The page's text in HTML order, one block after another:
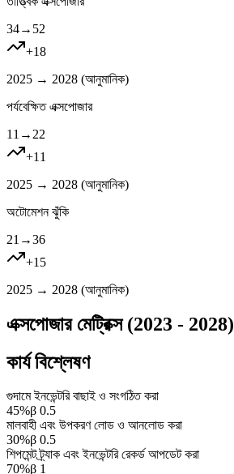
34→ 52
+18
2025 → 2028 (আনুমানিক)
পর্যবেক্ষিত এক্সপোজার
11 → 22
+11
2025 → 2028 (আনুমানিক)
অটোমেশন ঝুঁকি
21 →36
+15
2025 → 2028 (আনুমানিক)
এক্সপোজার মেট্রিক্স (2023 - 2028)
কার্য বিশ্লেষণ
গুদামে ইনভেন্টরি বাছাই ও সংগঠিত করা
45%β 0.5
মালবাহী এবং উপকরণ লোড ও আনলোড করা
30%β 0.5
শিপমেন্ট ট্র্যাক এবং ইনভেন্টরি রেকর্ড আপডেট করা
70%β 1